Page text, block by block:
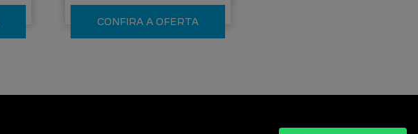
CONFIRA A OFERTA